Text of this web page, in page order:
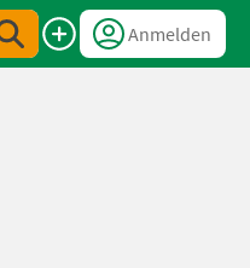
Anmelden